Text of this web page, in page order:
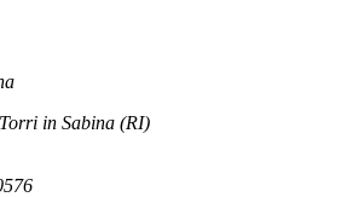
in Sabina (RI)